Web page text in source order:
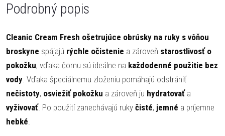
Podrobný popis
Cleanic Cream Fresh ošetrujúce obrúsky na ruky s vôňou
broskyne spájajú rýchle očistenie a zároveň starostlivosť o
pokožku, vďaka čomu sú ideálne na každodenné použitie bez
vody. Vďaka špeciálnemu zloženiu pomáhajú odstrániť
nečistoty, osviežiť pokožku a zároveň ju hydratovaťa
vyživovať. Po použití zanechávajú ruky čisté, jemné a príjemne
hebké.